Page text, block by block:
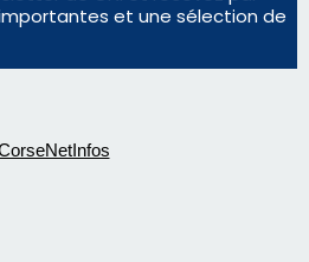
et une sélection de